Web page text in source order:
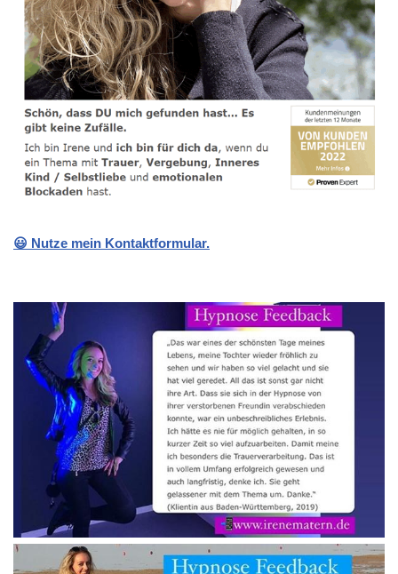
😃 Nutze mein Kontaktformular.